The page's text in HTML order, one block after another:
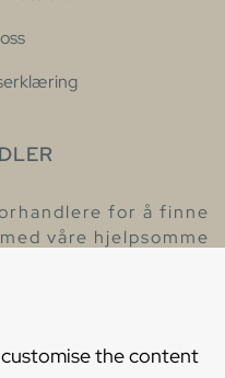
the content
for å finne
våre hjelpsomme